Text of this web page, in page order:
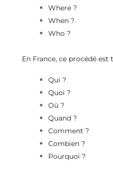
Where ?
When ?
Who ?
En France, ce procédé est
Qui ?
Quoi ?
Où ?
Quand ?
Comment ?
Combien ?
Pourquoi ?